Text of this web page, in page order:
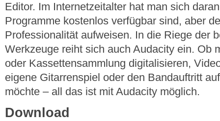
Editor. Im Internetzeitalter hat man sich
Programme kostenlos verfügbar sind, aber
Professionalität aufweisen. In die Riege der
Werkzeuge reiht sich auch Audacity ein. Ob
oder Kassettensammlung digitalisieren,
eigene Gitarrenspiel oder den Bandauftritt
möchte – all das ist mit Audacity möglich.
Download